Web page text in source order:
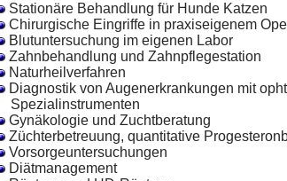
Stationäre Behandlung für Hunde Katzen
Chirurgische Eingriffe in praxiseigenem
Blutuntersuchung im eigenen Labor
Zahnbehandlung und Zahnpflegestation
Naturheilverfahren
Diagnostik von Augenerkrankungen mit
Spezialinstrumenten
Gynäkologie und Zuchtberatung
Züchterbetreuung, quantitative
Vorsorgeuntersuchungen
Diätmanagement